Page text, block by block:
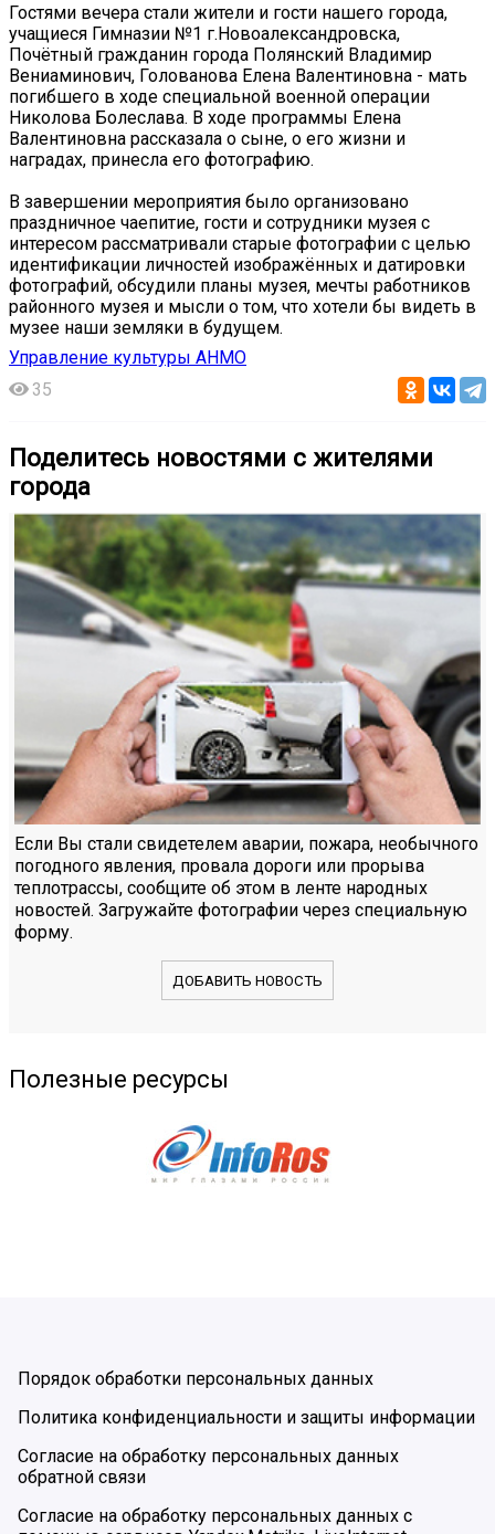
Гостями вечера стали жители и гости нашего города,
учащиеся Гимназии №1 г.Новоалександровска,
Почётный гражданин города Полянский Владимир
Вениаминович, Голованова Елена Валентиновна - мать
погибшего в ходе специальной военной операции
Николова Болеслава. В ходе программы Елена
Валентиновна рассказала о сыне, о его жизни и
наградах, принесла его фотографию.
В завершении мероприятия было организовано
праздничное чаепитие, гости и сотрудники музея с
интересом рассматривали старые фотографии с целью
идентификации личностей изображённых и датировки
фотографий, обсудили планы музея, мечты работников
районного музея и мысли о том, что хотели бы видеть в
музее наши земляки в будущем.
Управление культуры АНМО
35
Поделитесь новостями с жителями
города
Если Вы стали свидетелем аварии, пожара, необычного
погодного явления, провала дороги или прорыва
теплотрассы, сообщите об этом в ленте народных
новостей. Загружайте фотографии через специальную
форму.
ДОБАВИТЬ НОВОСТЬ
Полезные ресурсы
Порядок обработки персональных данных
Политика конфиденциальности и защиты информации
Согласие на обработку персональных данных
обратной связи
Согласие на обработку персональных данных с